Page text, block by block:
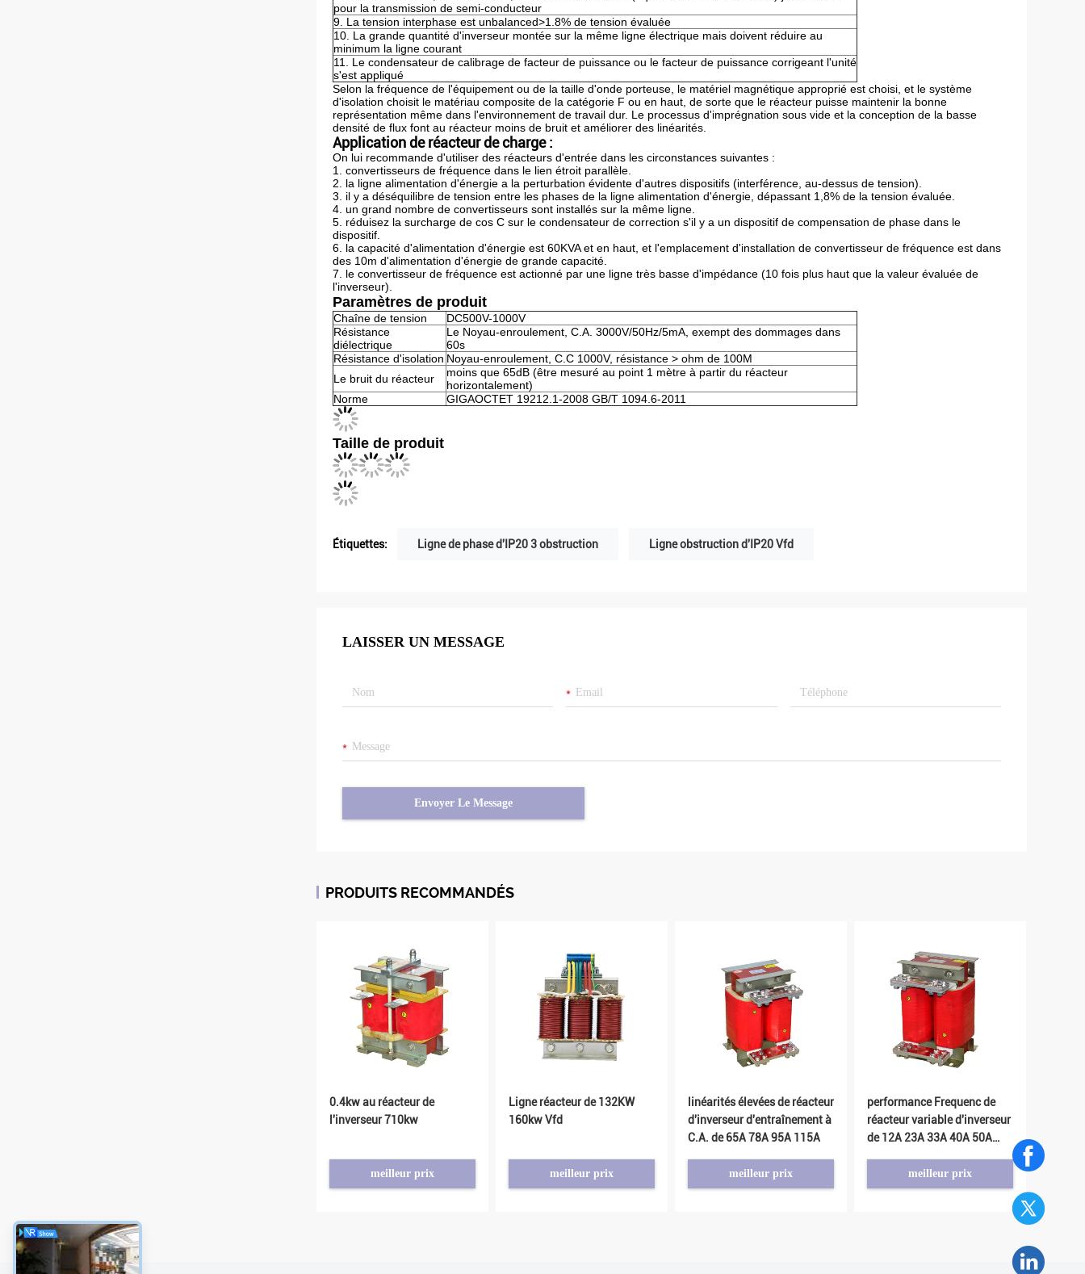
pour la transmission de semi-conducteur
9. La tension interphase est unbalanced>1.8% de tension évaluée
10. La grande quantité d'inverseur montée sur la même ligne électrique mais doivent réduire au
minimum la ligne courant
11. Le condensateur de calibrage de facteur de puissance ou le facteur de puissance corrigeant l'unité
s'est appliqué
Selon la fréquence de l'équipement ou de la taille d'onde porteuse, le matériel magnétique approprié est choisi, et le système
d'isolation choisit le matériau composite de la catégorie F ou en haut, de sorte que le réacteur puisse maintenir la bonne
représentation même dans l'environnement de travail dur. Le processus d'imprégnation sous vide et la conception de la basse
densité de flux font au réacteur moins de bruit et améliorer des linéarités.
Application de réacteur de charge :
On lui recommande d'utiliser des réacteurs d'entrée dans les circonstances suivantes :
1. convertisseurs de fréquence dans le lien étroit parallèle.
2. la ligne alimentation d'énergie a la perturbation évidente d'autres dispositifs (interférence, au-dessus de tension).
3. il y a déséquilibre de tension entre les phases de la ligne alimentation d'énergie, dépassant 1,8% de la tension évaluée.
4. un grand nombre de convertisseurs sont installés sur la même ligne.
5. réduisez la surcharge de cos C sur le condensateur de correction s'il y a un dispositif de compensation de phase dans le
dispositif.
6. la capacité d'alimentation d'énergie est 60KVA et en haut, et l'emplacement d'installation de convertisseur de fréquence est dans
des 10m d'alimentation d'énergie de grande capacité.
7. le convertisseur de fréquence est actionné par une ligne très basse d'impédance (10 fois plus haut que la valeur évaluée de
l'inverseur).
Paramètres de produit
Chaîne de tension
DC500V-1000V
Résistance
diélectrique
Le Noyau-enroulement, C.A. 3000V/50Hz/5mA, exempt des dommages dans
60s
Résistance d'isolation Noyau-enroulement, C.C 1000V, résistance > ohm de 100M
Le bruit du réacteur
moins que 65dB (être mesuré au point 1 mètre à partir du réacteur
horizontalement)
Norme
GIGAOCTET 19212.1-2008 GB/T 1094.6-2011
Taille de produit
Étiquettes: Ligne de phase d'IP20 3 obstruction Ligne obstruction d'IP20 Vfd
LAISSER UN MESSAGE
Envoyer Le Message
PRODUITS RECOMMANDÉS
0.4kw au réacteur de
l'inverseur 710kw
meilleur prix
Ligne réacteur de 132KW
160kw Vfd
meilleur prix
linéarités élevées de réacteur
d'inverseur d'entraînement à
C.A. de 65A 78A 95A 115A
meilleur prix
performance Frequenc de
réacteur variable d'inverseur
de 12A 23A 33A 40A 50A
meilleur prix